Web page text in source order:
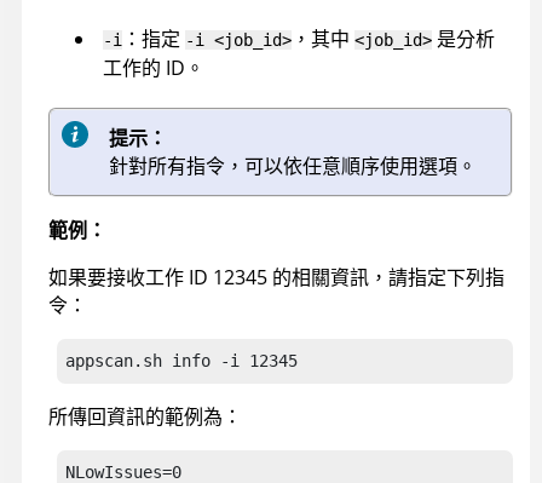
-i ：指定 -i <job_id> ，其中 <job_id> 是分析
工作的 ID。
提示：
針對所有指令，可以依任意順序使用選項。
範例：
如果要接收工作 ID 12345 的相關資訊，請指定下列指
令：
appscan.sh info -i 12345
所傳回資訊的範例為：
NLowIssues=0